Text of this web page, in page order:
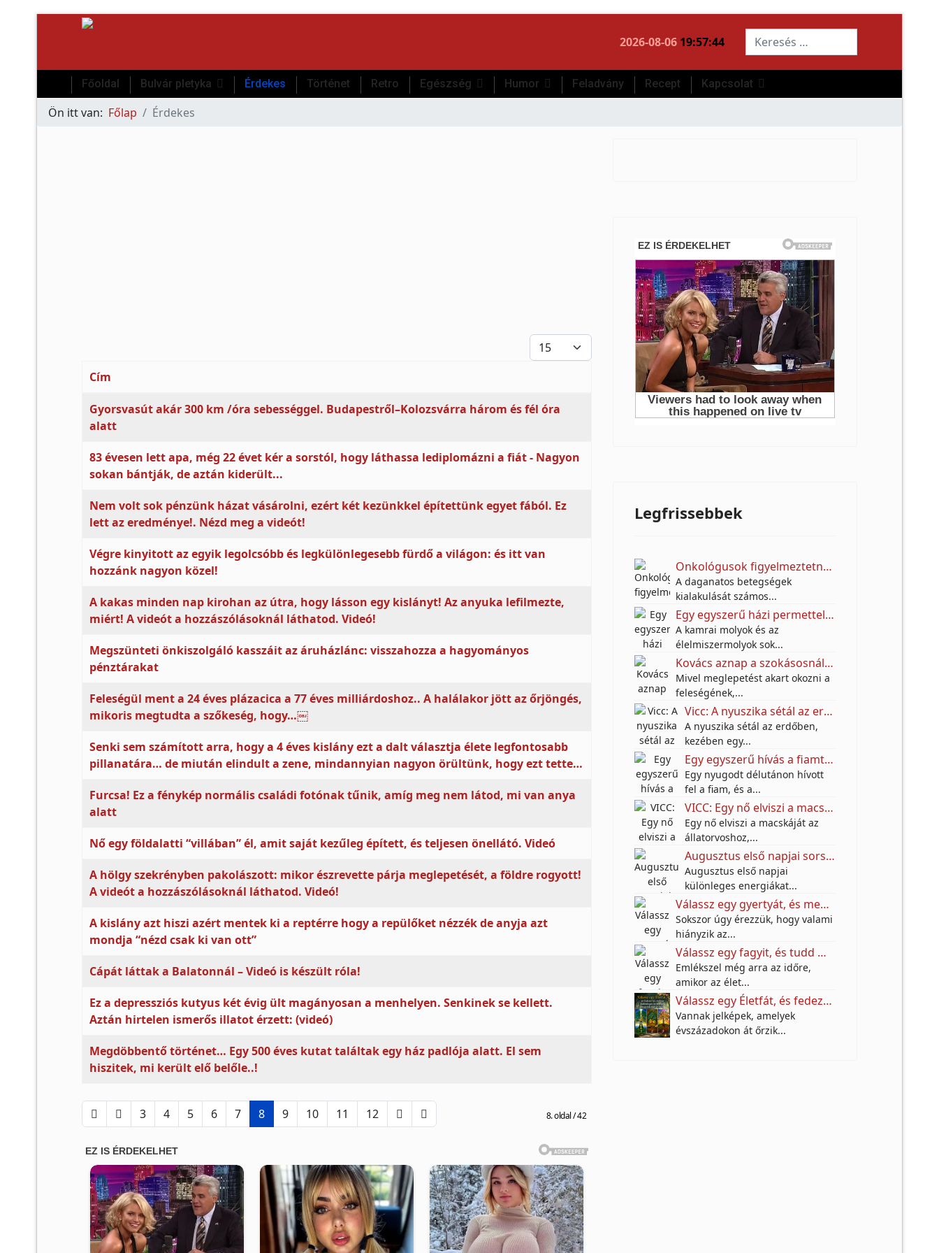
2026-08-06 19:57:44 Keresés...
Főoldal Bulvár pletyka Érdekes Történet Retro Egészség Humor Feladvány Recept Kapcsolat
Ön itt van: Főlap Érdekes
Tételek #
Cím
Gyorsvasút akár 300 km /óra sebességgel. Budapestről–Kolozsvárra három és fél óra
alatt
83 évesen lett apa, még 22 évet kér a sorstól, hogy láthassa lediplomázni a fiát - Nagyon
sokan bántják, de aztán kiderült...
Nem volt sok pénzünk házat vásárolni, ezért két kezünkkel építettünk egyet fából. Ez
lett az eredménye!. Nézd meg a videót!
Végre kinyitott az egyik legolcsóbb és legkülönlegesebb fürdő a világon: és itt van
hozzánk nagyon közel!
A kakas minden nap kirohan az útra, hogy lásson egy kislányt! Az anyuka lefilmezte,
miért! A videót a hozzászólásoknál láthatod. Videó!
Megszünteti önkiszolgáló kasszáit az áruházlánc: visszahozza a hagyományos
pénztárakat
Feleségül ment a 24 éves plázacica a 77 éves milliárdoshoz.. A halálakor jött az őrjöngés,
mikoris megtudta a szőkeség, hogy…￼
Senki sem számított arra, hogy a 4 éves kislány ezt a dalt választja élete legfontosabb
pillanatára… de miután elindult a zene, mindannyian nagyon örültünk, hogy ezt tette…
Furcsa! Ez a fénykép normális családi fotónak tűnik, amíg meg nem látod, mi van anya
alatt
Nő egy földalatti “villában” él, amit saját kezűleg épített, és teljesen önellátó. Videó
A hölgy szekrényben pakolászott: mikor észrevette párja meglepetését, a földre rogyott!
A videót a hozzászólásoknál láthatod. Videó!
A kislány azt hiszi azért mentek ki a reptérre hogy a repülőket nézzék de anyja azt
mondja “nézd csak ki van ott”
Cápát láttak a Balatonnál – Videó is készült róla!
Ez a depressziós kutyus két évig ült magányosan a menhelyen. Senkinek se kellett.
Aztán hirtelen ismerős illatot érzett: (videó)
Megdöbbentő történet… Egy 500 éves kutat találtak egy ház padlója alatt. El sem
hiszitek, mi került elő belőle..!
8. oldal / 42
3 4 5 6 7 8 9 10 11 12
Legfrissebbek
Onkológusok figyelmeztetnek: Ez a 10 mindennapi szokás növelheti a daganatos betegségek kockázatát
A daganatos betegségek
kialakulását számos...
Egy egyszerű házi permettel próbálják távol tartani a molyokat – A titok egy jól ismert fűszerben rejlik
A kamrai molyok és az
élelmiszermolyok sok...
Kovács aznap a szokásosnál jóval korábban végzett a munkában.
Mivel meglepetést akart okozni a
feleségének,...
Vicc: A nyuszika sétál az erdőben, kezében egy hatalmas szatyor.
A nyuszika sétál az erdőben,
kezében egy...
Egy egyszerű hívás a fiamtól arra késztetett, hogy meglátogassam, és többet jelentett, mint hittem
Egy nyugodt délutánon hívott
fel a fiam, és a...
VICC: Egy nő elviszi a macskáját az állatorvoshoz.
Egy nő elviszi a macskáját az
állatorvoshoz,...
Augusztus első napjai sorsfordítóak lehetnek – nézd meg, mit tartogatnak a csillagok!
Augusztus első napjai
különleges energiákat...
Válassz egy gyertyát, és megtudhatod: mi hiányzik most leginkább az életedből
Sokszor úgy érezzük, hogy valami
hiányzik az...
Válassz egy fagyit, és tudd meg, mire vágyik valójában a benned élő gyermek!
Emlékszel még arra az időre,
amikor az élet...
Válassz egy Életfát, és fedezd fel, milyen különleges örökséget hagytak rád az őseid
Vannak jelképek, amelyek
évszázadokon át őrzik...